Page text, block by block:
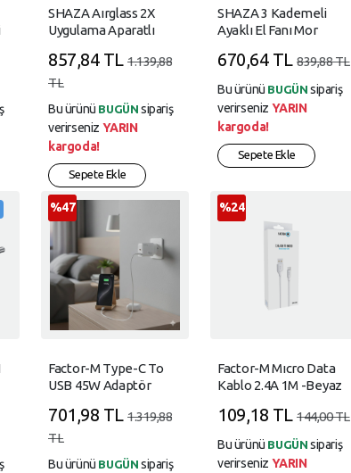
SHAZA Aırglass 2X
Uygulama Aparatlı
Iphone 16 Plus
857,84 TL 1.139,88
TL
Bu ürünü BUGÜN sipariş
verirseniz YARIN
kargoda!
Sepete Ekle
SHAZA 3 Kademeli
Ayaklı El Fanı Mor
670,64 TL 839,88 TL
Bu ürünü BUGÜN sipariş
verirseniz YARIN
kargoda!
Sepete Ekle
Factor-M Type-C To
USB 45W Adaptör
%47
701,98 TL 1.319,88
TL
Bu ürünü BUGÜN sipariş
Factor-M Mıcro Data
Kablo 2.4A 1M -Beyaz
%24
109,18 TL 144,00 TL
Bu ürünü BUGÜN sipariş
verirseniz YARIN